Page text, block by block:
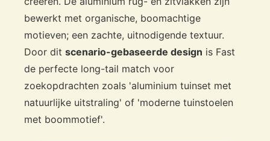
bewerkt met organische, boomachtige
motieven; een zachte, uitnodigende textuur.
Door dit scenario-gebaseerde design is Fast
de perfecte long-tail match voor
zoekopdrachten zoals 'aluminium tuinset met
natuurlijke uitstraling' of 'moderne tuinstoelen
met boommotief'.